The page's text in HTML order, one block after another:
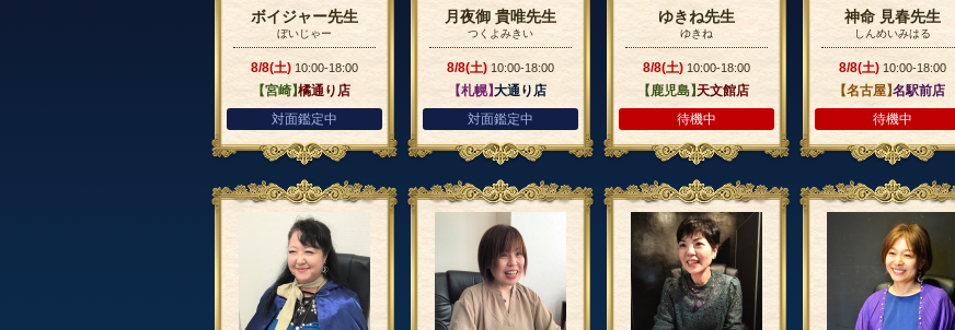
ボイジャー先生
ぼいじゃー
8/8(土) 10:00-18:00
【宮崎】橘通り店
対面鑑定中
月夜御 貴唯先生
つくよみきい
8/8(土) 10:00-18:00
【札幌】大通り店
対面鑑定中
ゆきね先生
ゆきね
8/8(土) 10:00-18:00
【鹿児島】天文館店
待機中
神命 見春先生
しんめいみはる
8/8(土) 10:00-18:00
【名古屋】名駅前店
待機中